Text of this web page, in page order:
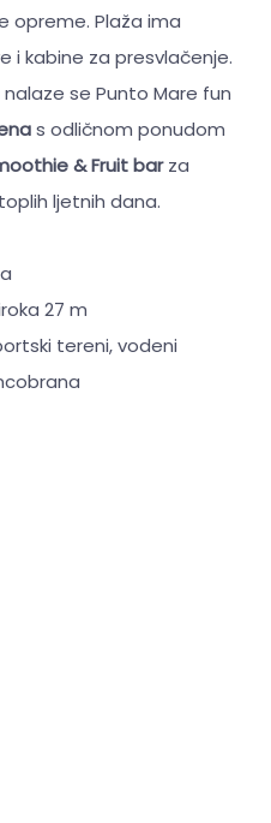
opreme. Plaža ima
i kabine za presvlačenje.
se Punto Mare fun
s odličnom ponudom
& Fruit barza
ljetnih dana.
27 m
tereni, vodeni